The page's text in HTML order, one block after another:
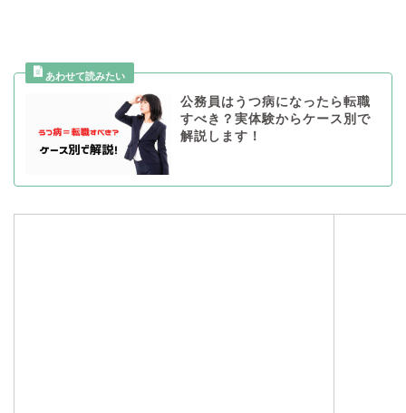
公務員はうつ病になったら転職
すべき？実体験からケース別で
解説します！